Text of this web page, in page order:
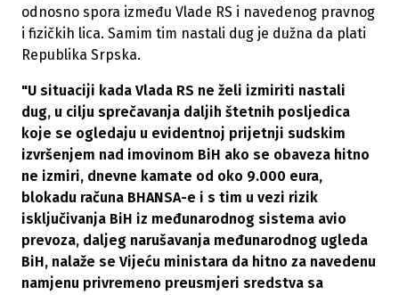
odnosno spora između Vlade RS i navedenog pravnog
i fizičkih lica. Samim tim nastali dug je dužna da plati
Republika Srpska.
"U situaciji kada Vlada RS ne želi izmiriti nastali
dug, u cilju sprečavanja daljih štetnih posljedica
koje se ogledaju u evidentnoj prijetnji sudskim
izvršenjem nad imovinom BiH ako se obaveza hitno
ne izmiri, dnevne kamate od oko 9.000 eura,
blokadu računa BHANSA-e i s tim u vezi rizik
isključivanja BiH iz međunarodnog sistema avio
prevoza, daljeg narušavanja međunarodnog ugleda
BiH, nalaže se Vijeću ministara da hitno za navedenu
namjenu privremeno preusmjeri sredstva sa